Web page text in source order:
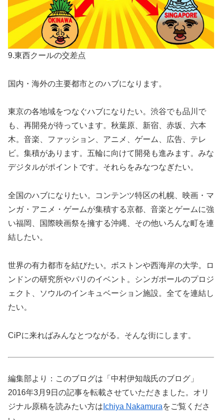
9.東西クールの交差点
国内・海外の主要都市とのハブになります。
東京の各地域をつなぐハブになりたい。渋谷でも品川で
も、再開発が待っています。秋葉原、新宿、赤坂、六本
木。音楽、ファッション、アニメ、ゲーム、広告、テレ
ビ。集積があります。五輪に向けて開発も進みます。みな
デジタルがポイントです。それらをみなつなぎたい。
全国のハブになりたい。コンテンツ特区の札幌、映画・マ
ンガ・アニメ・ゲームが集積する京都、音楽とゲームに強
い福岡、国際映画祭を擁する沖縄、その他いろんな町を連
結したい。
世界の有力都市を結びたい。ボストンや西海岸の大学。ロ
ンドンの研究所やパリのイベント。シンガポールのプロジ
ェクト、ソウルのインキュベーション施設。全てを連結し
たい。
CiPに来ればみんなとつながる。そんな街にします。
編集部より：このブログは「中村伊知哉氏のブログ」
2016年3月9日の記事を転載させていただきました。オリ
ジナル原稿を読みたい方は Ichiya Nakamuraをご覧くださ